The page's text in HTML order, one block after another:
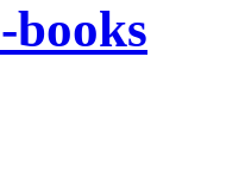
books